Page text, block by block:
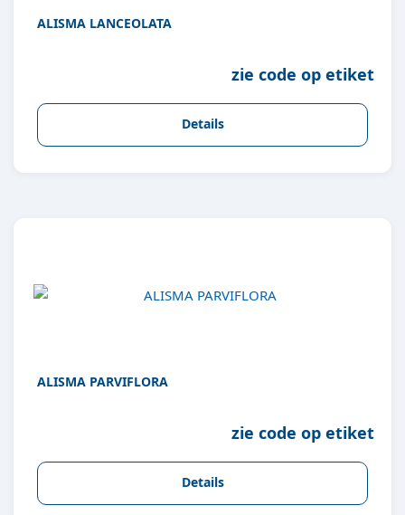
ALISMA LANCEOLATA
zie code op etiket
Details
ALISMA PARVIFLORA
zie code op etiket
Details